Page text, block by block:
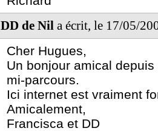
DD de Nil a écrit, le 17/05/
Cher Hugues,
Un bonjour amical
mi-parcours.
Ici internet est vraiment
Amicalement,
Francisca et DD